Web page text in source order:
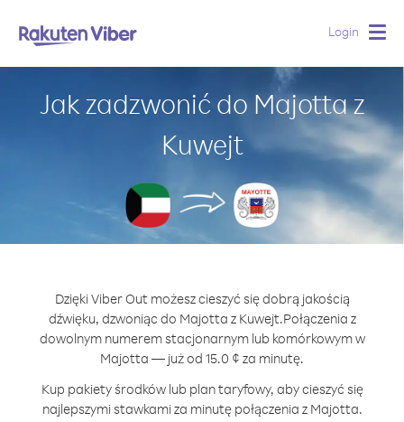
Login
Jak zadzwonić do Majotta z
Kuwejt
Dzięki Viber Out możesz cieszyć się dobrą jakością
dźwięku, dzwoniąc do Majotta z Kuwejt.Połączenia z
dowolnym numerem stacjonarnym lub komórkowym w
Majotta — już od 15.0 ¢ za minutę.
Kup pakiety środków lub plan taryfowy, aby cieszyć się
najlepszymi stawkami za minutę połączenia z Majotta.